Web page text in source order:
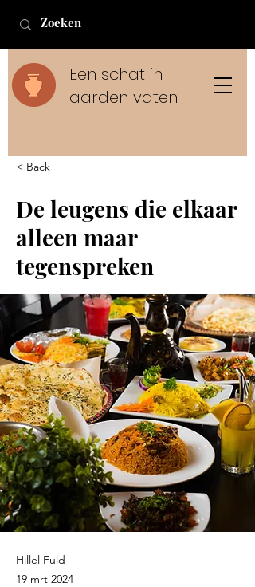
Een schat in
aarden vaten
< Back
De leugens die elkaar
alleen maar
tegenspreken
Hillel Fuld
19 mrt 2024